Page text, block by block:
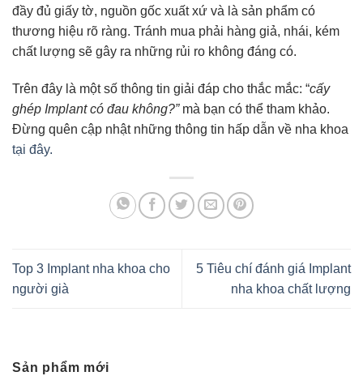
đầy đủ giấy tờ, nguồn gốc xuất xứ và là sản phẩm có
thương hiệu rõ ràng. Tránh mua phải hàng giả, nhái, kém
chất lượng sẽ gây ra những rủi ro không đáng có.
Trên đây là một số thông tin giải đáp cho thắc mắc: “cấy
ghép Implant có đau không?”mà bạn có thể tham khảo.
Đừng quên cập nhật những thông tin hấp dẫn về nha khoa
tại đây.
Top 3 Implant nha khoa cho
người già
5 Tiêu chí đánh giá Implant
nha khoa chất lượng
Sản phẩm mới